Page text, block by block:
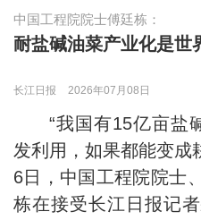
中国工程院院士傅廷栋：
耐盐碱油菜产业化是世
长江日报 2026年07月08日
“我国有15亿亩盐
发利用，如果都能变成
6日，中国工程院院士
栋在接受长江日报记